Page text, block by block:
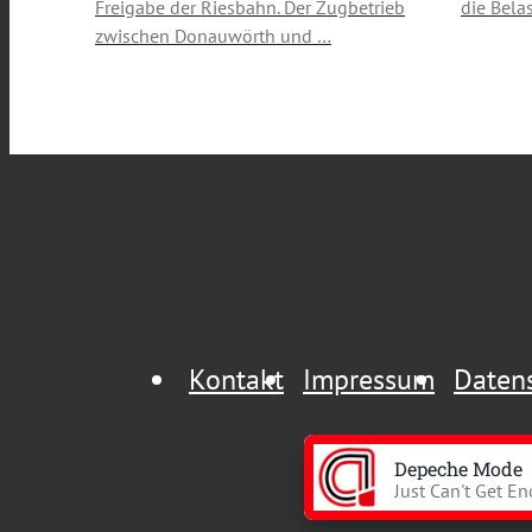
Freigabe der Riesbahn. Der Zugbetrieb
zwischen Donauwörth und …
die
Kontakt Impressum
Depeche Mode
Just Can't Get